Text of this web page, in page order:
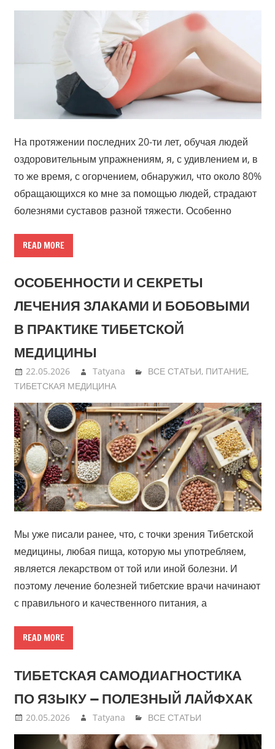
На протяжении последних 20-ти лет, обучая людей
оздоровительным упражнениям, я, с удивлением и, в
то же время, с огорчением, обнаружил, что около 80%
обращающихся ко мне за помощью людей, страдают
болезнями суставов разной тяжести. Особенно
READ MORE
ОСОБЕННОСТИ И СЕКРЕТЫ
ЛЕЧЕНИЯ ЗЛАКАМИ И БОБОВЫМИ
В ПРАКТИКЕ ТИБЕТСКОЙ
МЕДИЦИНЫ
22.05.2026 Tatyana ВСЕ СТАТЬИ, ПИТАНИЕ,
ТИБЕТСКАЯ МЕДИЦИНА
Мы уже писали ранее, что, с точки зрения Тибетской
медицины, любая пища, которую мы употребляем,
является лекарством от той или иной болезни. И
поэтому лечение болезней тибетские врачи начинают
с правильного и качественного питания, а
READ MORE
ТИБЕТСКАЯ САМОДИАГНОСТИКА
ПО ЯЗЫКУ — ПОЛЕЗНЫЙ ЛАЙФХАК
20.05.2026 Tatyana ВСЕ СТАТЬИ